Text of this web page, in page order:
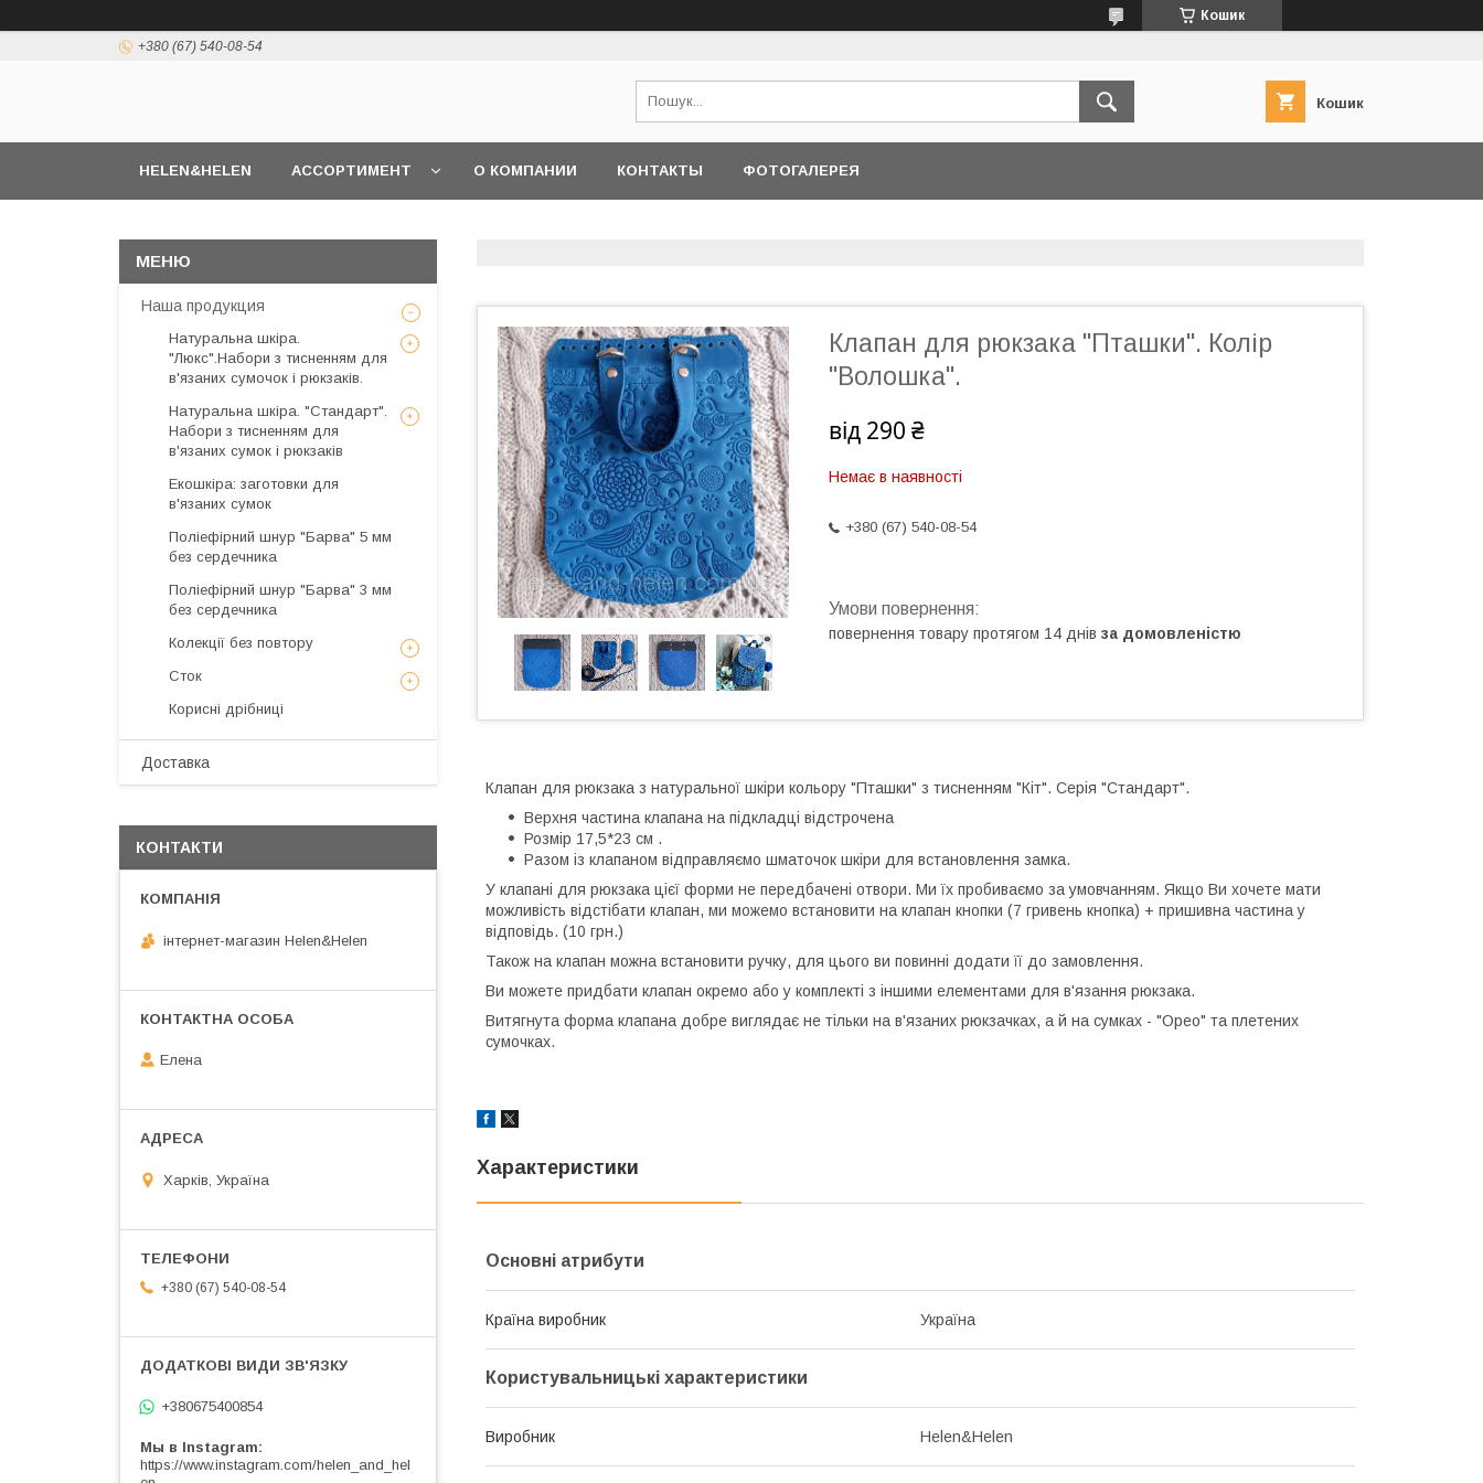
Кошик
+380 (67) 540-08-54
Кошик
HELEN&HELEN АССОРТИМЕНТ О КОМПАНИИ КОНТАКТЫ ФОТОГАЛЕРЕЯ
Клапан для рюкзака "Пташки". Колір
"Волошка".
від 290 ₴
Немає в наявності
+380 (67) 540-08-54
повернення товару протягом 14 днів за домовленістю
Клапан для рюкзака з натуральної шкіри кольору "Пташки" з тисненням "Кiт". Серія "Стандарт".
Верхня частина клапана на підкладці відстрочена
Розмір 17,5*23 см .
Разом із клапаном відправляємо шматочок шкіри для встановлення замка.
У клапані для рюкзака цієї форми не передбачені отвори. Ми їх пробиваємо за умовчанням. Якщо Ви хочете мати
можливість відстібати клапан, ми можемо встановити на клапан кнопки (7 гривень кнопка) + пришивна частина у
відповідь. (10 грн.)
Також на клапан можна встановити ручку, для цього ви повинні додати її до замовлення.
Ви можете придбати клапан окремо або у комплекті з іншими елементами для в'язання рюкзака.
Витягнута форма клапана добре виглядає не тільки на в'язаних рюкзачках, а й на сумках - "Орео" та плетених
сумочках.
Характеристики
Основні атрибути
Країна виробник Україна
Користувальницькі характеристики
Виробник Helen&Helen
Наша продукция
Натуральна шкіра.
"Люкс".Набори з тисненням для
в'язаних сумочок і рюкзаків.
Натуральна шкіра. "Стандарт".
Набори з тисненням для
в'язаних сумок і рюкзаків
Екошкіра: заготовки для
в'язаних сумок
Поліефірний шнур "Барва" 5 мм
без сердечника
Поліефірний шнур "Барва" 3 мм
без сердечника
Колекції без повтору
Сток
Корисні дрібниці
Доставка
КОНТАКТИ
інтернет-магазин Helen&Helen
Елена
Харків, Україна
+380 (67) 540-08-54
+380675400854
Мы в Instagram
https://www.instagram.com/helen_and_hel